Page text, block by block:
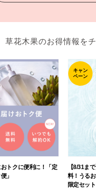
草花木果のお得情報を
トクに便利に！「定
」
キャン
ペーン
【8/31ま
料！うる
限定セット